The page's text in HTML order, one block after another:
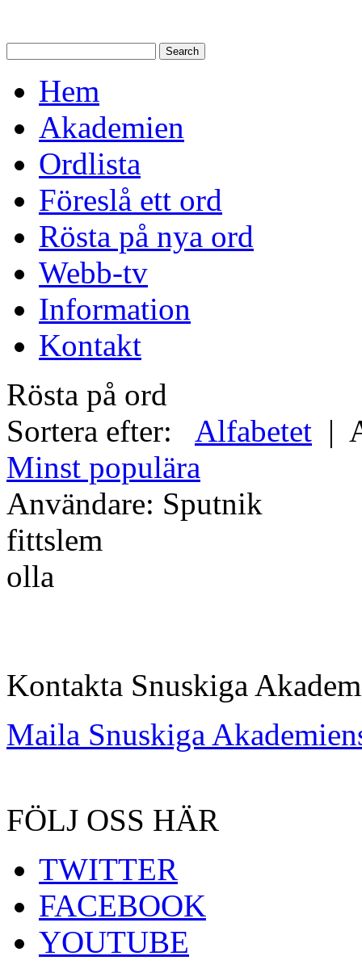
Hem
Akademien
Ordlista
Föreslå ett ord
Rösta på nya ord
Webb-tv
Information
Kontakt
Rösta på ord
Sortera efter: Alfabetet |
Minst populära
Användare: Sputnik
fittslem
olla
Kontakta Snuskiga
Maila Snuskiga
FÖLJ OSS HÄR
TWITTER
FACEBOOK
YOUTUBE